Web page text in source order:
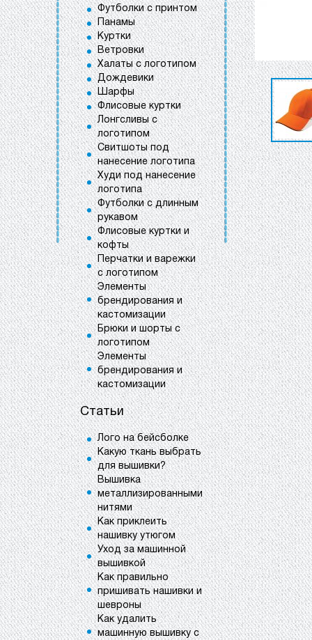
Футболки с принтом
Панамы
Куртки
Ветровки
Халаты с логотипом
Дождевики
Шарфы
Флисовые куртки
Лонгсливы с
логотипом
Свитшоты под
нанесение логотипа
Худи под нанесение
логотипа
Футболки с длинным
рукавом
Флисовые куртки и
кофты
Перчатки и варежки
с логотипом
Элементы
брендирования и
кастомизации
Брюки и шорты с
логотипом
Элементы
брендирования и
кастомизации
Статьи
Лого на бейсболке
Какую ткань выбрать
для вышивки?
Вышивка
металлизированными
нитями
Как приклеить
нашивку утюгом
Уход за машинной
вышивкой
Как правильно
пришивать нашивки и
шевроны
Как удалить
машинную вышивку с